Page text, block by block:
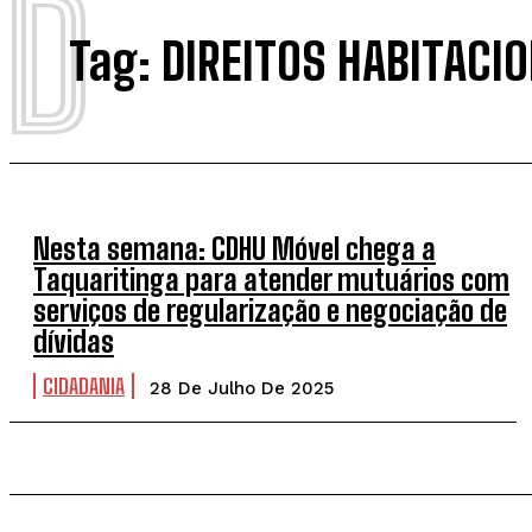
Tag: DIREITOS
D
Nesta semana: CDHU Móvel chega a
Taquaritinga para atender mutuários com
serviços de regularização e negociação de
dívidas
CIDADANIA 28 De Julho De 2025